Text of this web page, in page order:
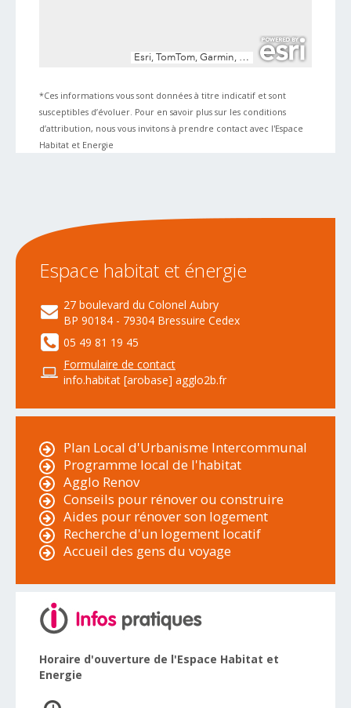
*Ces informations vous sont données à titre indicatif et sont
susceptibles d’évoluer. Pour en savoir plus sur les conditions
d’attribution, nous vous invitons à prendre contact avec l'Espace
Habitat et Energie
Espace habitat et énergie
27 boulevard du Colonel Aubry
BP 90184 - 79304 Bressuire Cedex
05 49 81 19 45
Formulaire de contact
info.habitat [arobase] agglo2b.fr
Plan Local d'Urbanisme Intercommunal
Programme local de l'habitat
Agglo Renov
Conseils pour rénover ou construire
Aides pour rénover son logement
Recherche d'un logement locatif
Accueil des gens du voyage
Horaire d'ouverture de l'Espace Habitat et
Energie